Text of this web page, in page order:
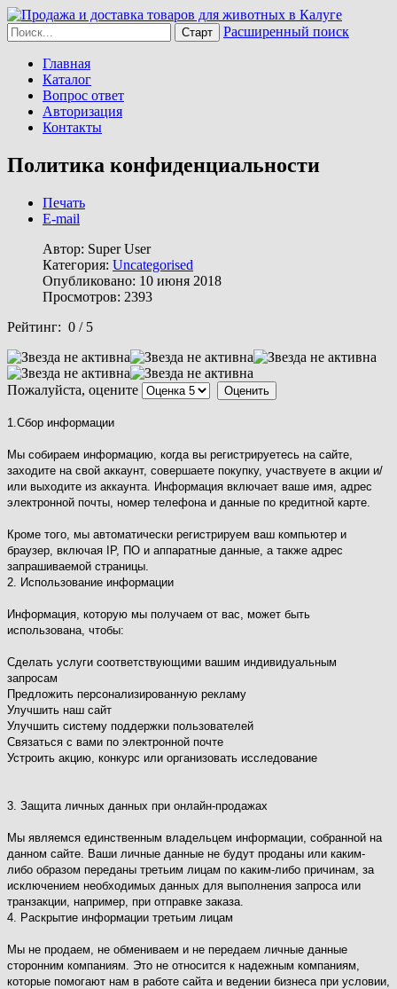
Расширенный поиск
Главная
Каталог
Вопрос ответ
Авторизация
Контакты
Политика конфиденциальности
Печать
E-mail
Автор: Super User
Категория: Uncategorised
Опубликовано: 10 июня 2018
Просмотров: 2393
Рейтинг: 0 / 5
Пожалуйста, оцените
1.Сбор информации
Мы собираем информацию, когда вы регистрируетесь на сайте,
заходите на свой аккаунт, совершаете покупку, участвуете в акции и/
или выходите из аккаунта. Информация включает ваше имя, адрес
электронной почты, номер телефона и данные по кредитной карте.
Кроме того, мы автоматически регистрируем ваш компьютер и
браузер, включая IP, ПО и аппаратные данные, а также адрес
запрашиваемой страницы.
2. Использование информации
Информация, которую мы получаем от вас, может быть
использована, чтобы:
Сделать услуги соответствующими вашим индивидуальным
запросам
Предложить персонализированную рекламу
Улучшить наш сайт
Улучшить систему поддержки пользователей
Связаться с вами по электронной почте
Устроить акцию, конкурс или организовать исследование
3. Защита личных данных при онлайн-продажах
Мы являемся единственным владельцем информации, собранной на
данном сайте. Ваши личные данные не будут проданы или каким-
либо образом переданы третьим лицам по каким-либо причинам, за
исключением необходимых данных для выполнения запроса или
транзакции, например, при отправке заказа.
4. Раскрытие информации третьим лицам
Мы не продаем, не обмениваем и не передаем личные данные
сторонним компаниям. Это не относится к надежным компаниям,
которые помогают нам в работе сайта и ведении бизнеса при условии,